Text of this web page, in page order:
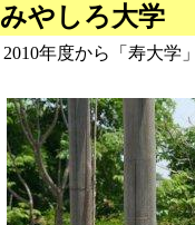
みやしろ大学
2010年度から「寿大学